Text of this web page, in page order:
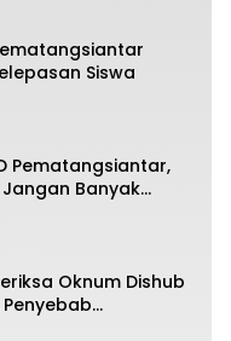
Siswa
Pematangsiantar,
Banyak
Oknum Dishub
Parkir